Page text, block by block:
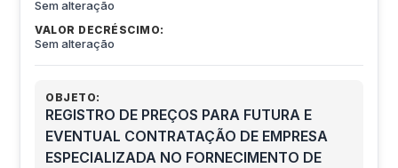
Sem alteração
VALOR DECRÉSCIMO:
Sem alteração
OBJETO:
REGISTRO DE PREÇOS PARA FUTURA E
EVENTUAL CONTRATAÇÃO DE EMPRESA
ESPECIALIZADA NO FORNECIMENTO DE